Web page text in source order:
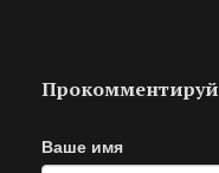
Ваше имя